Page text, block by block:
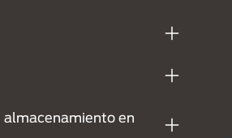
almacenamiento en